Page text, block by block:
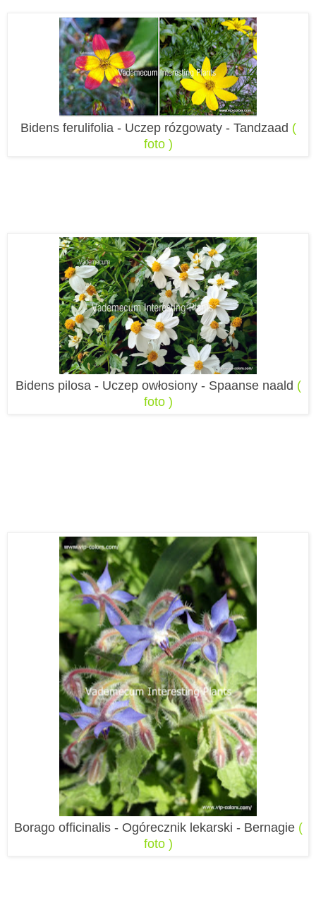
Bidens ferulifolia - Uczep rózgowaty - Tandzaad (
foto )
Bidens pilosa - Uczep owłosiony - Spaanse naald (
foto )
Borago officinalis - Ogórecznik lekarski - Bernagie (
foto )